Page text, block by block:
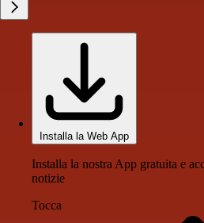
Installa la Web App
Installa la nostra App gratuita e
notizie
Tocca